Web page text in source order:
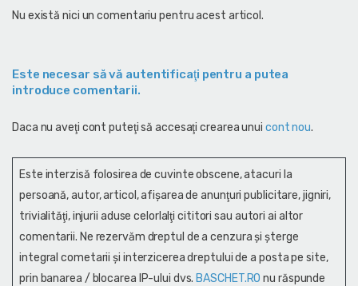
Nu există nici un comentariu pentru acest articol.
Este necesar să vă autentificaţi pentru a putea
introduce comentarii.
Daca nu aveţi cont puteţi să accesaţi crearea unui cont nou.
Este interzisă folosirea de cuvinte obscene, atacuri la
persoană, autor, articol, afişarea de anunţuri publicitare, jigniri,
trivialităţi, injurii aduse celorlalţi cititori sau autori ai altor
comentarii. Ne rezervăm dreptul de a cenzura și şterge
integral cometarii și interzicerea dreptului de a posta pe site,
prin banarea / blocarea IP-ului dvs. BASCHET.RO nu răspunde